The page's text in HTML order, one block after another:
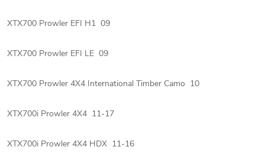
XTX700 Prowler EFI H1 09
XTX700 Prowler EFI LE 09
XTX700 Prowler 4X4 International Timber Camo 10
XTX700i Prowler 4X4 11-17
XTX700i Prowler 4X4 HDX 11-16